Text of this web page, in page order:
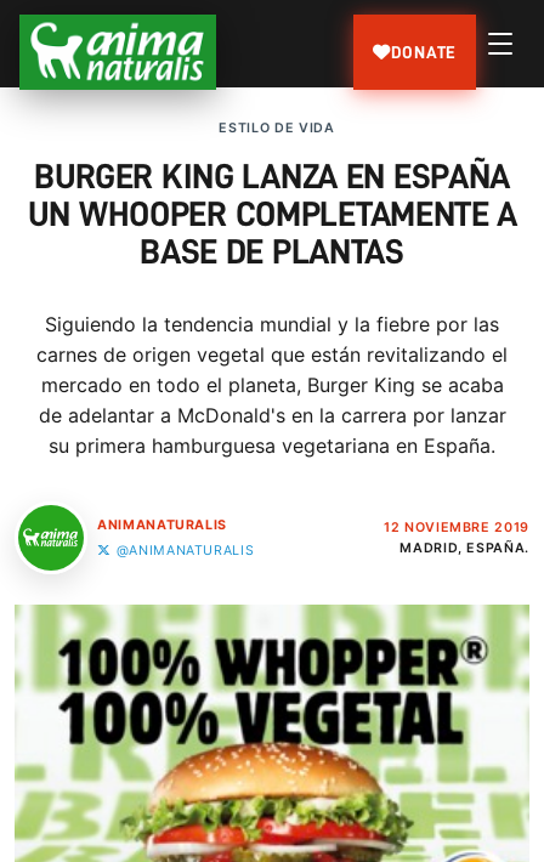
DONATE
ESTILO DE VIDA
BURGER KING LANZA EN ESPAÑA
UN WHOOPER COMPLETAMENTE A
BASE DE PLANTAS
Siguiendo la tendencia mundial y la fiebre por las
carnes de origen vegetal que están revitalizando el
mercado en todo el planeta, Burger King se acaba
de adelantar a McDonald's en la carrera por lanzar
su primera hamburguesa vegetariana en España.
ANIMANATURALIS
@ANIMANATURALIS
12 NOVIEMBRE 2019
MADRID, ESPAÑA.